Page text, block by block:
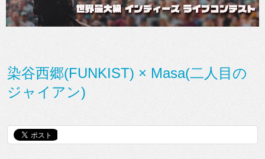
染谷西郷(FUNKIST) × Masa(二人目の
ジャイアン)